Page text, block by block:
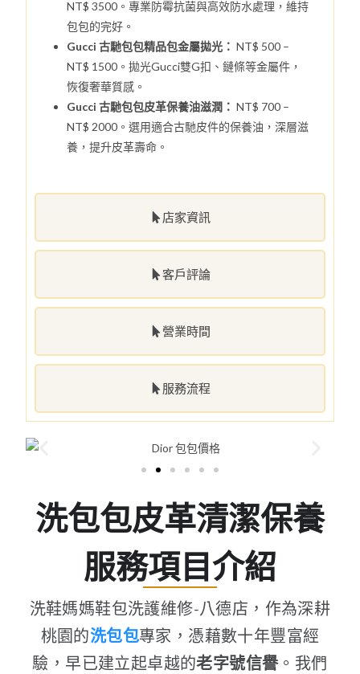
店家資訊
客戶評論
營業時間
服務流程
NT$ 3500。專業防霉抗菌與高效防水處理，維持
包包的完好。
Gucci 古馳包包精品包金屬拋光： NT$ 500 –
NT$ 1500。拋光Gucci雙G扣、鏈條等金屬件，
恢復奢華質感。
Gucci 古馳包包皮革保養油滋潤： NT$ 700 –
NT$ 2000。選用適合古馳皮件的保養油，深層滋
養，提升皮革壽命。
洗包包皮革清潔保養
服務項目介紹
洗鞋媽媽鞋包洗護維修-八德店，作為深耕
桃園的洗包包專家，憑藉數十年豐富經
驗，早已建立起卓越的老字號信譽。我們